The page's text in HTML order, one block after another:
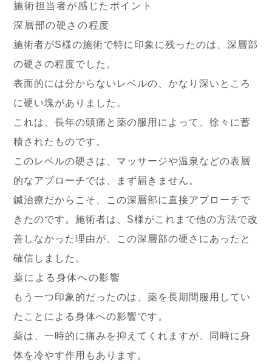
施術担当者が感じたポイント
深層部の硬さの程度
施術者がS様の施術で特に印象に残ったのは、深層部
の硬さの程度でした。
表面的には分からないレベルの、かなり深いところ
に硬い塊がありました。
これは、長年の頭痛と薬の服用によって、徐々に蓄
積されたものです。
このレベルの硬さは、マッサージや温泉などの表層
的なアプローチでは、まず届きません。
鍼治療だからこそ、この深層部に直接アプローチで
きたのです。施術者は、S様がこれまで他の方法で改
善しなかった理由が、この深層部の硬さにあったと
確信しました。
薬による身体への影響
もう一つ印象的だったのは、薬を長期間服用してい
たことによる身体への影響です。
薬は、一時的に痛みを抑えてくれますが、同時に身
体を冷やす作用もあります。